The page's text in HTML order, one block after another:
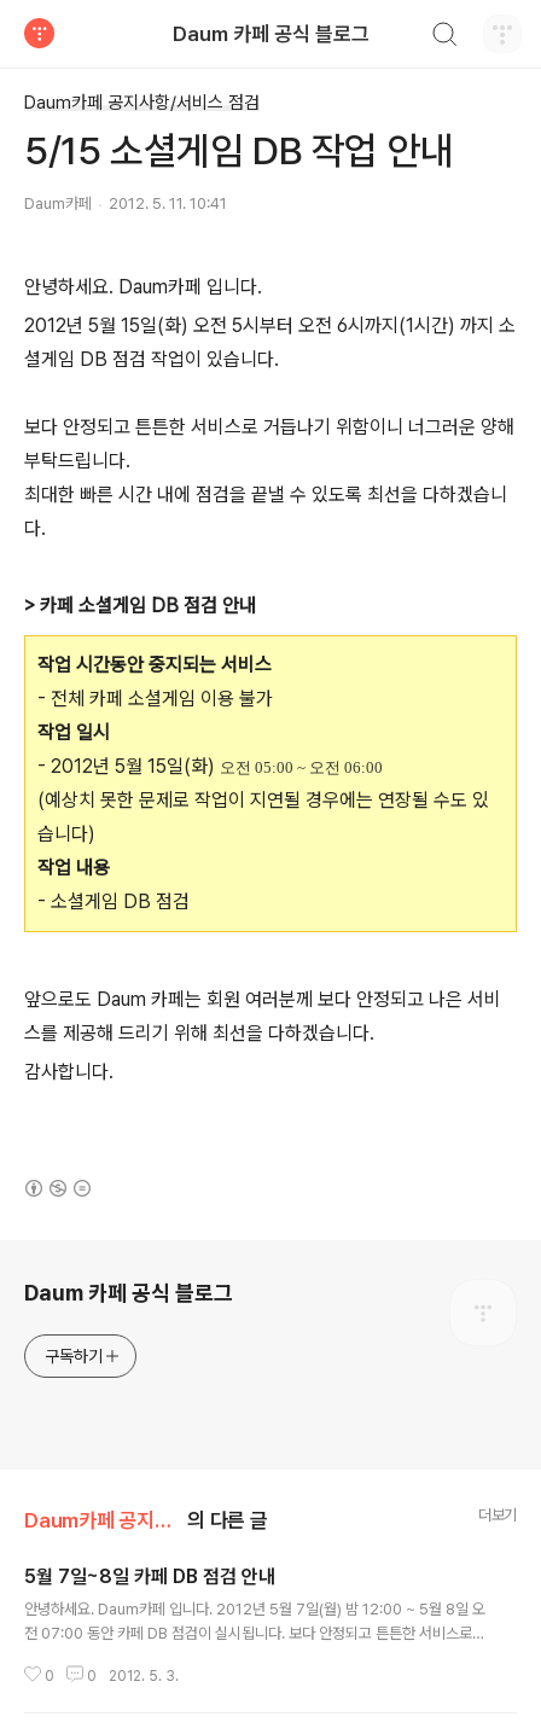
Daum 카페 공식 블로그
Daum카페 공지사항/서비스 점검
5/15 소셜게임 DB 작업 안내
Daum카페 2012. 5. 11. 10:41
안녕하세요. Daum카페 입니다.
2012년 5월 15일(화) 오전 5시부터 오전 6시까지(1시간) 까지 소
셜게임 DB 점검 작업이 있습니다.
보다 안정되고 튼튼한 서비스로 거듭나기 위함이니 너그러운 양해
부탁드립니다.
최대한 빠른 시간 내에 점검을 끝낼 수 있도록 최선을 다하겠습니
다.
> 카페 소셜게임 DB 점검 안내
작업 시간동안 중지되는 서비스
- 전체 카페 소셜게임 이용 불가
작업 일시
- 2012년 5월 15일(화) 오전 05:00 ~ 오전 06:00
(예상치 못한 문제로 작업이 지연될 경우에는 연장될 수도 있
습니다)
작업 내용
- 소셜게임 DB 점검
앞으로도 Daum 카페는 회원 여러분께 보다 안정되고 나은 서비
스를 제공해 드리기 위해 최선을 다하겠습니다.
감사합니다.
Daum 카페 공식 블로그
구독하기
Daum카페 공지사항/서비스 점검 의 다른 글 더보기
5월 7일~8일 카페 DB 점검 안내
안녕하세요. Daum카페 입니다. 2012년 5월 7일(월) 밤 12:00 ~ 5월 8일 오
전 07:00 동안 카페 DB 점검이 실시됩니다. 보다 안정되고 튼튼한 서비스로
끝낼 수 있도록 최선을 다하겠습니다. &gt; 카페 점검 안내 작업 시..
0 0 2012. 5. 3.